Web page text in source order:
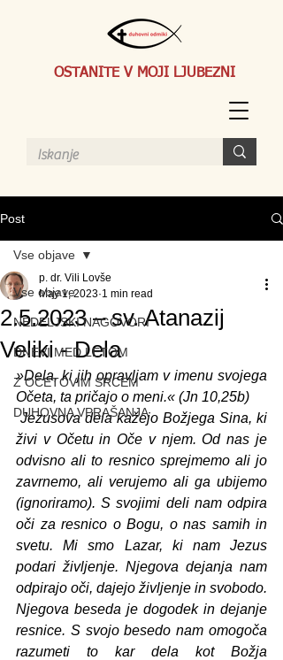
OSTANITE V MOJI LJUBEZNI
Post
Vse objave
NEDELJSKI NAGOVORI
DNEVI MED LETOM
Z OČETOVIM SRCEM
DUHOVNA VPRAŠANJA
Vse objave
2.5.2023 – sv. Atanazij
Veliki - Dela
p. dr. Vili Lovše
May 1, 2023 1 min read
»Dela, ki jih opravljam v imenu svojega
Očeta, ta pričajo o meni.« (Jn 10,25b)
Jezusova dela kažejo Božjega Sina, ki
živi v Očetu in Oče v njem. Od nas je
odvisno ali to resnico sprejmemo ali jo
zavrnemo, ali verujemo ali ga ubijemo
(ignoriramo). S svojimi deli nam odpira
oči za resnico o Bogu, o nas samih in
svetu. Mi smo Lazar, ki nam Jezus
podari življenje. Njegova dejanja nam
odpirajo oči, dajejo življenje in svobodo.
Njegova beseda je dogodek in dejanje
resnice. S svojo besedo nam omogoča
razumeti to kar dela kot Božja